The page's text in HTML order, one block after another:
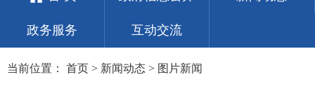
政务服务 互动交流
当前位置： 首页 > 新闻动态 > 图片新闻